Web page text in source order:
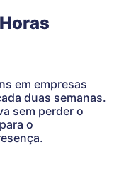
em empresas
duas semanas.
sem perder o
o